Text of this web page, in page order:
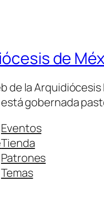
de
de la
gobernada
Eventos
Tienda
Patrones
Temas